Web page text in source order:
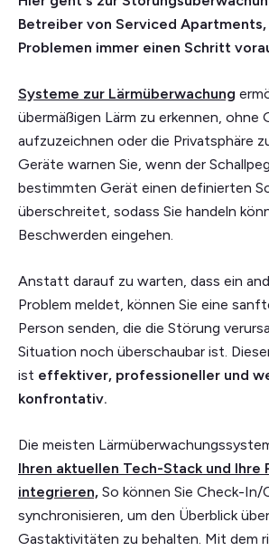
Betreiber von Serviced
Problemen immer einen Schritt
Systeme zur Lärmüberwachung
übermäßigen Lärm zu erkennen, ohne
aufzuzeichnen oder die Privatsphäre
Geräte warnen Sie, wenn der
bestimmten Gerät einen definierten
überschreitet, sodass Sie handeln
Beschwerden eingehen.
Anstatt darauf zu warten, dass ein
Problem meldet, können Sie eine
Person senden, die die Störung
Situation noch überschaubar ist.
ist effektiver, professioneller und
konfrontativ.
Die meisten
Ihren aktuellen Tech-Stack und Ihre
integrieren, So können Sie Check-
synchronisieren, um den Überblick
Gastaktivitäten zu behalten. Mit dem